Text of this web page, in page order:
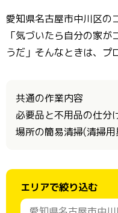
愛知県名古屋市中川区の
「気づいたら自分の家
うだ」そんなときは、プ
共通の作業内容
必要品と不用品の仕
場所の簡易清掃(清掃
エリアで絞り込む